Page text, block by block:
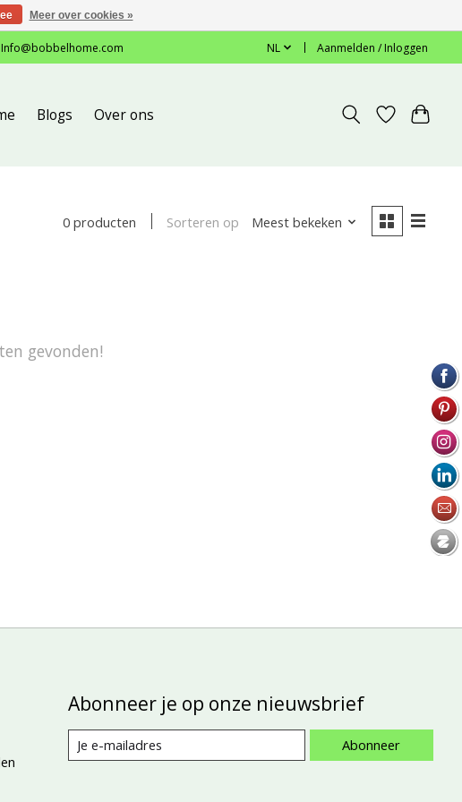
Info@bobbelhome.com NL Aanmelden / Inloggen
Blogs Over ons
0 producten Sorteren op Meest bekeken
gevonden!
Abonneer je op onze nieuwsbrief
Abonneer
Meer over cookies »